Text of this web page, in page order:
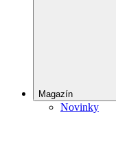
Magazín
Novinky